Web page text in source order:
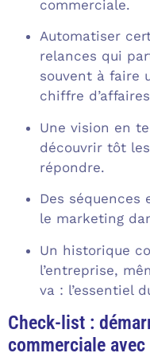
commerciale.
Automatiser
relances qui
souvent à faire
chiffre
Une vision en
découvrir tôt
répondre.
Des séquences
le marketing
Un historique
l’entreprise,
va : l’essentiel
Check-list :
commerciale